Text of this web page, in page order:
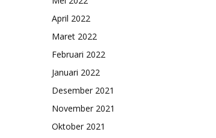
April 2022
Maret 2022
Februari 2022
Januari 2022
Desember 2021
November 2021
Oktober 2021